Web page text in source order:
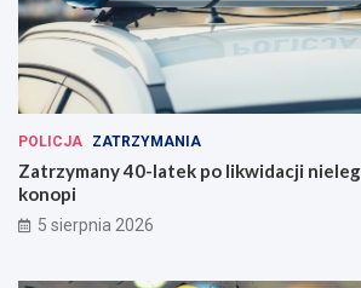
POLICJA ZATRZYMANIA
Zatrzymany 40-latek po likwidacji
konopi
5 sierpnia 2026